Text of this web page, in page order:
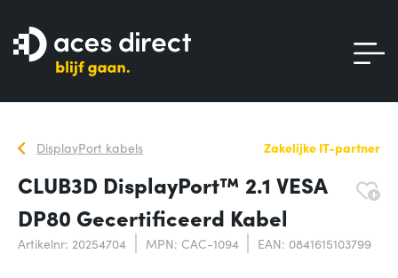
DisplayPort kabels Zakelijke IT-partner
CLUB3D DisplayPort™ 2.1 VESA
DP80 Gecertificeerd Kabel
Artikelnr: 20254704 MPN: CAC-1094 EAN: 0841615103799